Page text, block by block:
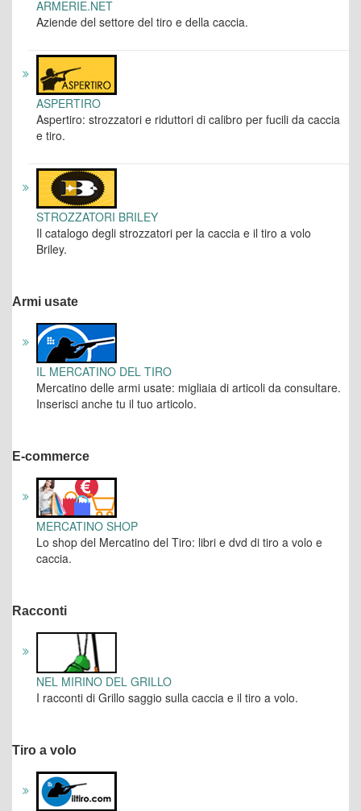
ARMERIE.NET
Aziende del settore del tiro e della caccia.
ASPERTIRO
Aspertiro: strozzatori e riduttori di calibro per fucili da caccia
e tiro.
STROZZATORI BRILEY
Il catalogo degli strozzatori per la caccia e il tiro a volo
Briley.
Armi usate
IL MERCATINO DEL TIRO
Mercatino delle armi usate: migliaia di articoli da consultare.
Inserisci anche tu il tuo articolo.
E-commerce
MERCATINO SHOP
Lo shop del Mercatino del Tiro: libri e dvd di tiro a volo e
caccia.
Racconti
NEL MIRINO DEL GRILLO
I racconti di Grillo saggio sulla caccia e il tiro a volo.
Tiro a volo